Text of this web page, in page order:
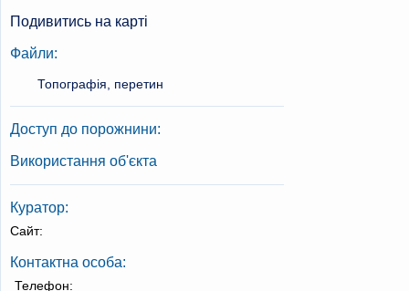
Подивитись на карті
Файли:
Топографія, перетин
Доступ до порожнини:
Використання об'єкта
Куратор:
Сайт:
Контактна особа:
Телефон: